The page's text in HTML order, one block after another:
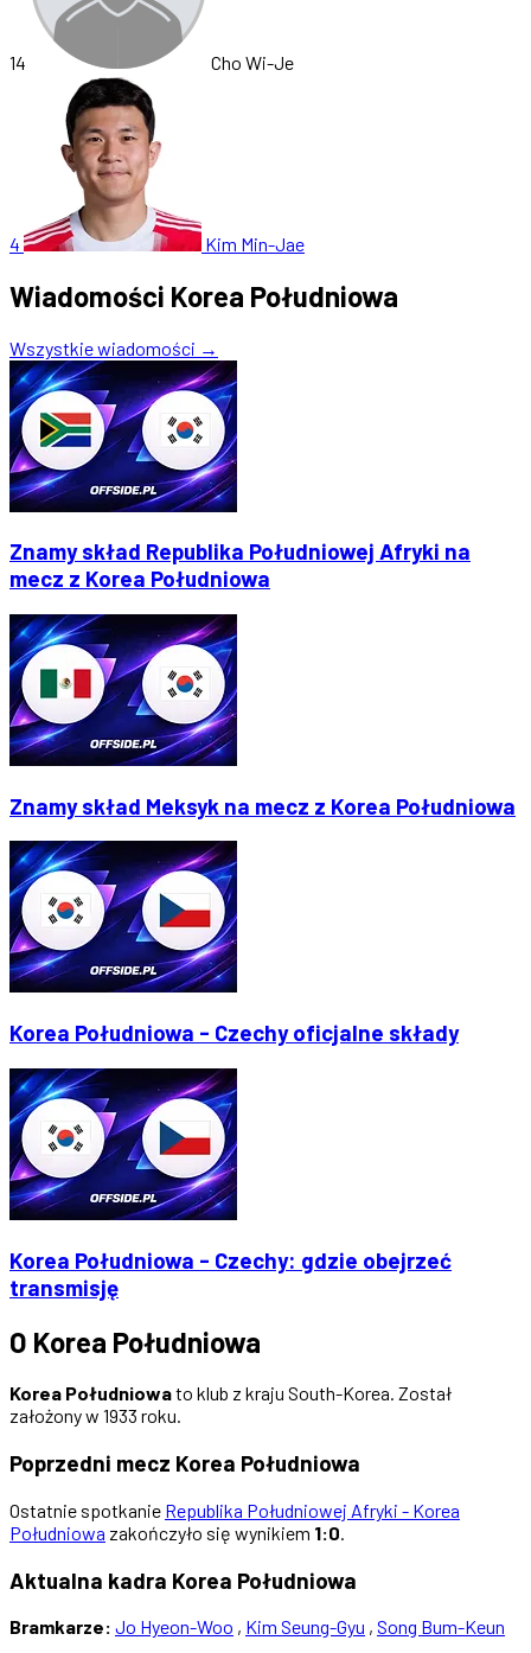
14 Cho Wi-Je
4 Kim Min-Jae
Wiadomości Korea Południowa
Wszystkie wiadomości →
Znamy skład Republika Południowej Afryki na
mecz z Korea Południowa
Znamy skład Meksyk na mecz z Korea Południowa
Korea Południowa - Czechy oficjalne składy
Korea Południowa - Czechy: gdzie obejrzeć
transmisję
O Korea Południowa
Korea Południowato klub z kraju South-Korea. Został
założony w 1933 roku.
Poprzedni mecz Korea Południowa
Ostatnie spotkanie Republika Południowej Afryki - Korea
Południowa zakończyło się wynikiem 1:0.
Aktualna kadra Korea Południowa
Bramkarze: Jo Hyeon-Woo , Kim Seung-Gyu , Song Bum-Keun